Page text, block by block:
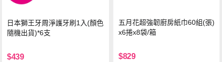
日本獅王牙周淨護牙刷1入(顏色
隨機出貨)*6支
$439
五月花超強韌廚房紙巾60組(張)
x6捲x8袋/箱
$829